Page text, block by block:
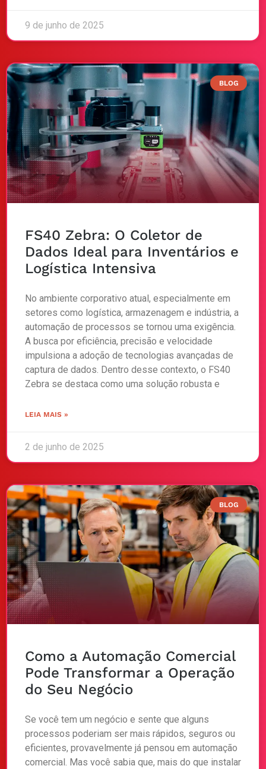
9 de junho de 2025
BLOG
FS40 Zebra: O Coletor de
Dados Ideal para Inventários e
Logística Intensiva
No ambiente corporativo atual, especialmente em
setores como logística, armazenagem e indústria, a
automação de processos se tornou uma exigência.
A busca por eficiência, precisão e velocidade
impulsiona a adoção de tecnologias avançadas de
captura de dados. Dentro desse contexto, o FS40
Zebra se destaca como uma solução robusta e
LEIA MAIS »
2 de junho de 2025
BLOG
Como a Automação Comercial
Pode Transformar a Operação
do Seu Negócio
Se você tem um negócio e sente que alguns
processos poderiam ser mais rápidos, seguros ou
eficientes, provavelmente já pensou em automação
comercial. Mas você sabia que, mais do que instalar